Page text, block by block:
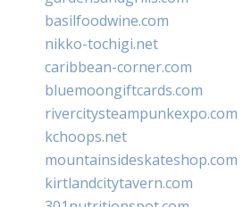
basilfoodwine.com
nikko-tochigi.net
caribbean-corner.com
bluemoongiftcards.com
rivercitysteampunkexpo.com
kchoops.net
mountainsideskateshop.com
kirtlandcitytavern.com